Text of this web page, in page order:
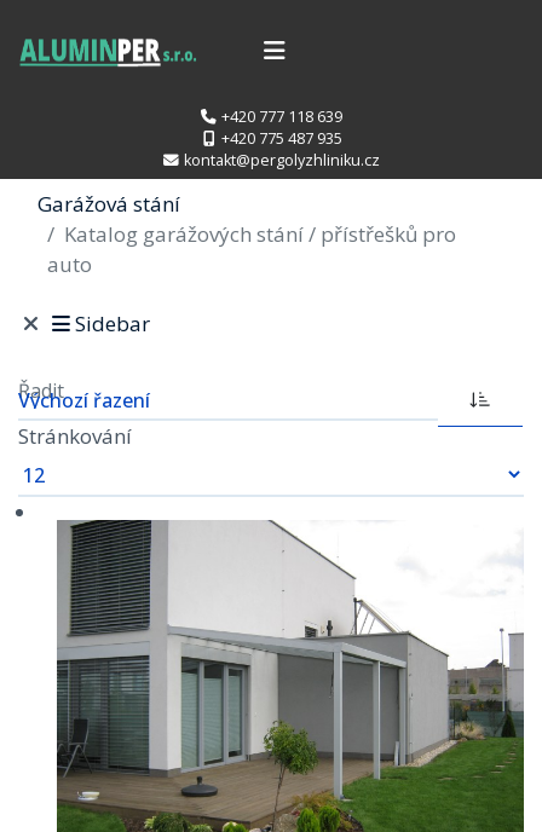
+420 777 118 639
+420 775 487 935
kontakt@pergolyzhliniku.cz
Garážová stání
Katalog garážových stání / přístřešků pro
auto
Sidebar
Řadit
Stránkování